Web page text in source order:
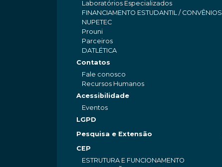
Laboratórios Especializados
FINANCIAMENTO ESTUDANTIL / CONVÊNIOS
NUPETEC
Prouni
Parceiros
DATLÉTICA
Contatos
Fale conosco
Recursos Humanos
Acessibilidade
Eventos
LGPD
Pesquisa e Extensão
CEP
ESTRUTURA E FUNCIONAMENTO